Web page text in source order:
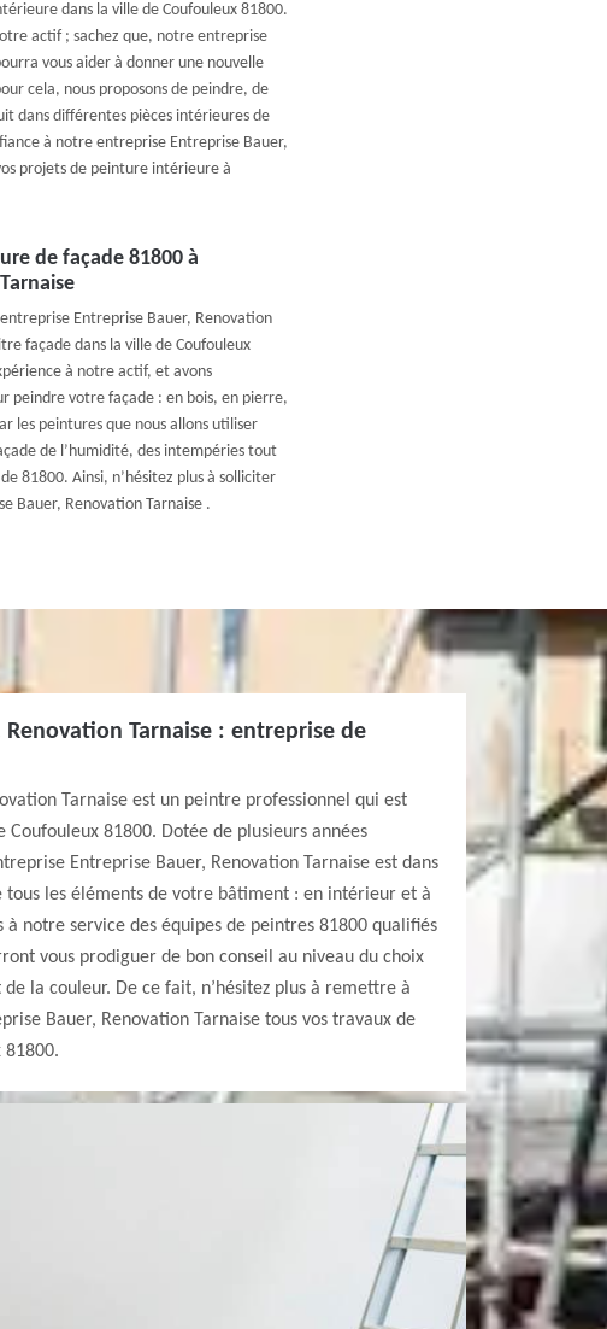
dans la ville de Coufouleux 81800.
actif ; sachez que, notre entreprise
vous aider à donner une nouvelle
cela, nous proposons de peindre, de
dans différentes pièces intérieures de
à notre entreprise Entreprise Bauer,
projets de peinture intérieure à
de façade 81800 à
Entreprise Bauer, Renovation
façade dans la ville de Coufouleux
à notre actif, et avons
peindre votre façade : en bois, en pierre,
les peintures que nous allons utiliser
de l’humidité, des intempéries tout
81800. Ainsi, n’hésitez plus à solliciter
Bauer, Renovation Tarnaise .
Renovation Tarnaise : entreprise de
Tarnaise est un peintre professionnel qui est
Coufouleux 81800. Dotée de plusieurs années
Entreprise Bauer, Renovation Tarnaise est dans
tous les éléments de votre bâtiment : en intérieur et à
à notre service des équipes de peintres 81800 qualifiés
vous prodiguer de bon conseil au niveau du choix
la couleur. De ce fait, n’hésitez plus à remettre à
Bauer, Renovation Tarnaise tous vos travaux de
81800.